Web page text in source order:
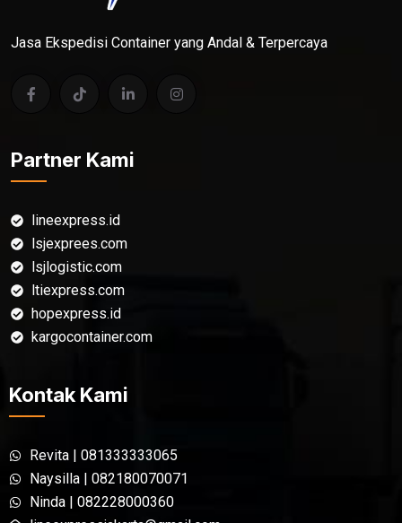
Jasa Ekspedisi Container yang Andal & Terpercaya
Partner Kami
lineexpress.id
lsjexprees.com
lsjlogistic.com
ltiexpress.com
hopexpress.id
kargocontainer.com
Kontak Kami
Revita | 081333333065
Naysilla | 082180070071
Ninda | 082228000360